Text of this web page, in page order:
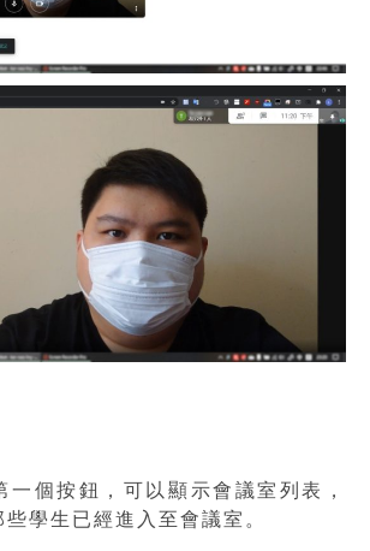
一個按鈕，可以顯示會議室列表，
學生已經進入至會議室。